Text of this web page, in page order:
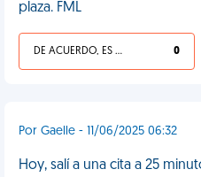
plaza. FML
DE ACUERDO, ES UNA VIDA HP 0
Por Gaelle - 11/06/2025 06:32
Hoy, salí a una cita a 25